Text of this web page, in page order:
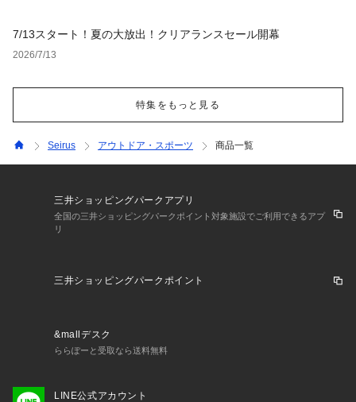
7/13スタート！夏の大放出！クリアランスセール開幕
2026/7/13
特集をもっと見る
Seirus アウトドア・スポーツ 商品一覧
三井ショッピングパークアプリ
全国の三井ショッピングパークポイント対象施設でご利用できるアプ
リ
三井ショッピングパークポイント
&mallデスク
ららぽーと受取なら送料無料
LINE公式アカウント